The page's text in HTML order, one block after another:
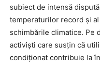
subiect de intensă
temperaturilor record și
schimbările climatice. Pe
activiști care susțin că
condiționat contribuie la